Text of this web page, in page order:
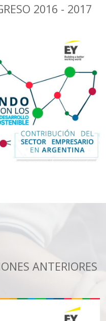
2016 - 2017
ANTERIORES